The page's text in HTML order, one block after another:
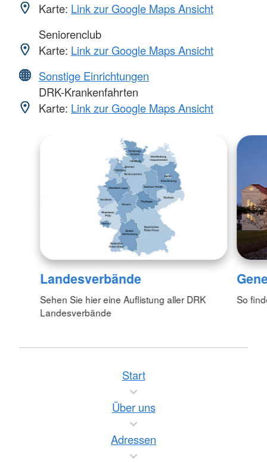
Karte: Link zur Google Maps Ansicht
Seniorenclub
Karte: Link zur Google Maps Ansicht
Sonstige Einrichtungen
DRK-Krankenfahrten
Karte: Link zur Google Maps Ansicht
Landesverbände
Sehen Sie hier eine Auflistung aller DRK
Landesverbände
So
Start
Über uns
Adressen